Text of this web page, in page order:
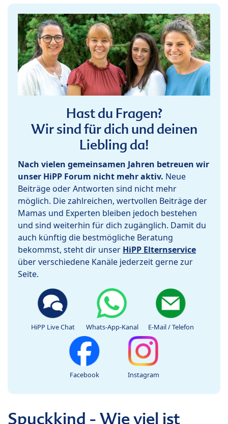
Hast du Fragen?
Wir sind für dich und deinen
Liebling da!
Nach vielen gemeinsamen Jahren betreuen wir
unser HiPP Forum nicht mehr aktiv. Neue
Beiträge oder Antworten sind nicht mehr
möglich. Die zahlreichen, wertvollen Beiträge der
Mamas und Experten bleiben jedoch bestehen
und sind weiterhin für dich zugänglich. Damit du
auch künftig die bestmögliche Beratung
bekommst, steht dir unser HiPP Elternservice
über verschiedene Kanäle jederzeit gerne zur
Seite.
HiPP Live Chat Whats-App-Kanal E-Mail / Telefon
Facebook Instagram
Spuckkind - Wie viel ist